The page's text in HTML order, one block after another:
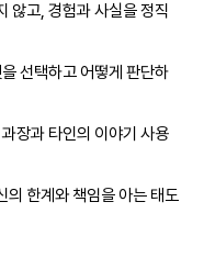
않고, 경험과 사실을 정직
선택하고 어떻게 판단하
장과 타인의 이야기 사용
의 한계와 책임을 아는 태도